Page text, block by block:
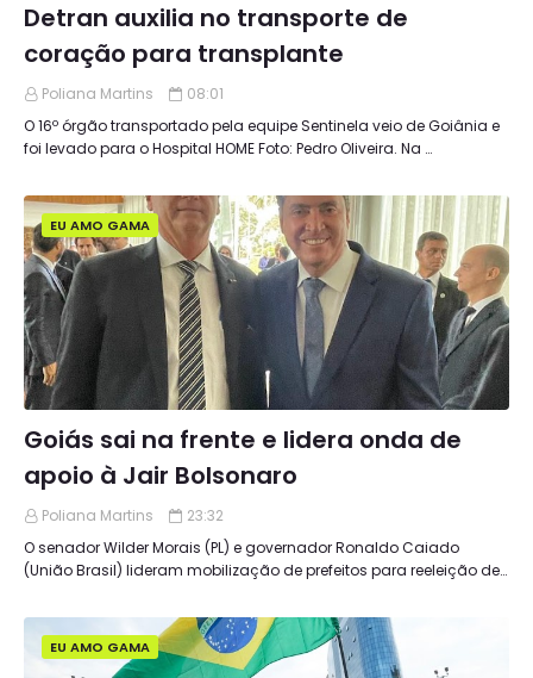
Detran auxilia no transporte de
coração para transplante
Poliana Martins
08:01
O 16º órgão transportado pela equipe Sentinela veio de Goiânia e
foi levado para o Hospital HOME Foto: Pedro Oliveira. Na …
EU AMO GAMA
Goiás sai na frente e lidera onda de
apoio à Jair Bolsonaro
Poliana Martins
23:32
O senador Wilder Morais (PL) e governador Ronaldo Caiado
(União Brasil) lideram mobilização de prefeitos para reeleição de…
EU AMO GAMA